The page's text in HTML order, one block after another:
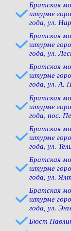
Братская
штурме
года, ул.
Братская
штурме
года, ул.
Братская
штурме
года, ул. А.
Братская
штурме
года, пос.
Братская
штурме
года, ул.
Братская
штурме
года, ул.
Братская
штурме
года, ул.
Бюст